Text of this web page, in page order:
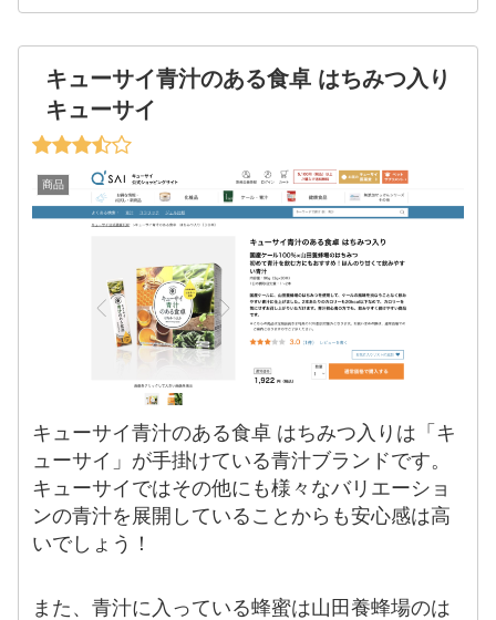
キューサイ青汁のある食卓 はちみつ入り
キューサイ
商品
キューサイ青汁のある食卓 はちみつ入りは「キ
ューサイ」が手掛けている青汁ブランドです。
キューサイではその他にも様々なバリエーショ
ンの青汁を展開していることからも安心感は高
いでしょう！
また、青汁に入っている蜂蜜は山田養蜂場のは